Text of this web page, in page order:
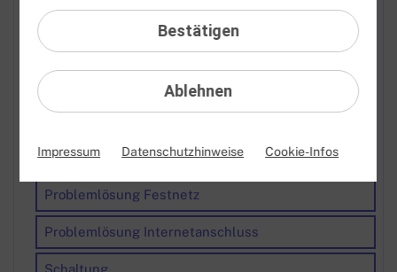
Festnetz-Rufnummern
Festnetz-Verbindungen
Festnetz-DSL-Störung
Liefern
Problemlösung Festnetz
Problemlösung Internetanschluss
Schaltung
Ablehnen
Bestätigen
Impressum Datenschutzhinweise Cookie-Infos